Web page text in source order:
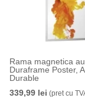
Rama magnetica
Duraframe Poster,
Durable
339,99 lei (pret cu